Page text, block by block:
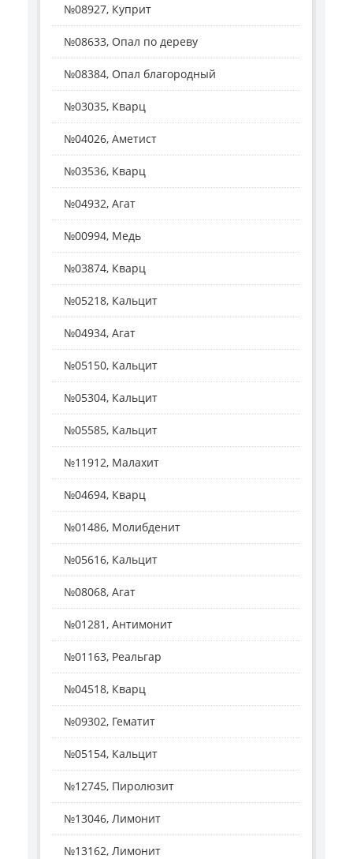
№08927, Куприт
№08633, Опал по дереву
№08384, Опал благородный
№03035, Кварц
№04026, Аметист
№03536, Кварц
№04932, Агат
№00994, Медь
№03874, Кварц
№05218, Кальцит
№04934, Агат
№05150, Кальцит
№05304, Кальцит
№05585, Кальцит
№11912, Малахит
№04694, Кварц
№01486, Молибденит
№05616, Кальцит
№08068, Агат
№01281, Антимонит
№01163, Реальгар
№04518, Кварц
№09302, Гематит
№05154, Кальцит
№12745, Пиролюзит
№13046, Лимонит
№13162, Лимонит